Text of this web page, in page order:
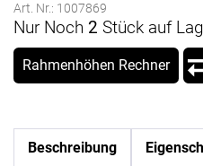
Art. Nr.: 1007869
Nur Noch 2 Stück auf
Rahmenhöhen Rechner
Beschreibung